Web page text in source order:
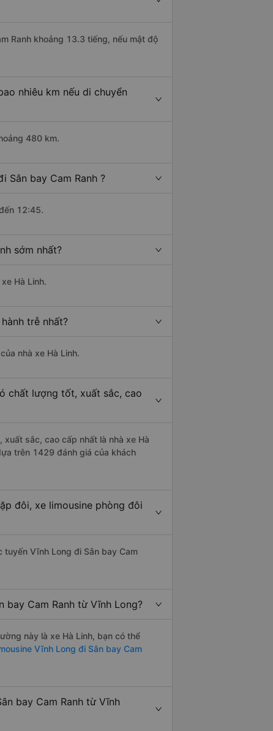
Ranh khoảng 13.3 tiếng, nếu mật độ
nhiêu km nếu di chuyển
480 km.
Sân bay Cam Ranh ?
12:45.
sớm nhất?
Hà Linh.
trễ nhất?
nhà xe Hà Linh.
chất lượng tốt, xuất sắc, cao
sắc, cao cấp nhất là nhà xe Hà
trên 1429 đánh giá của khách
đôi, xe limousine phòng đôi
tuyến Vĩnh Long đi Sân bay Cam
bay Cam Ranh từ Vĩnh Long?
này là xe Hà Linh, bạn có thể
Vĩnh Long đi Sân bay Cam
bay Cam Ranh từ Vĩnh